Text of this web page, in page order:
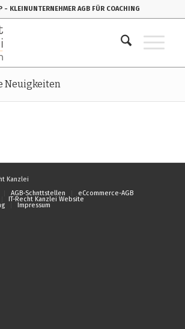
- KLEINUNTERNEHMER AGB FÜR COACHING
Neuigkeiten
Kanzlei
AGB-Schnttstellen eCcommerce-AGB
IT-Recht Kanzlei Website
Impressum